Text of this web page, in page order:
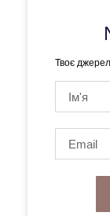
Твоє